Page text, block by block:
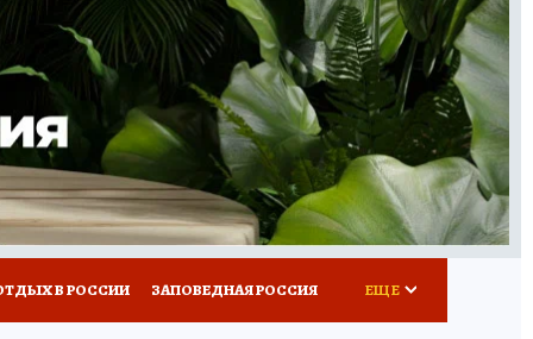
ТУРИЗМ
ПОТРЕБИТЕЛЯ ВСЕ О КП
В РОССИИ ЗАПОВЕДНАЯ РОССИЯ ЕЩЕ